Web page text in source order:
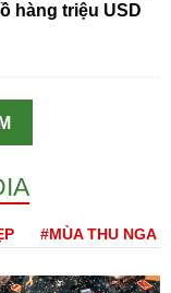
hàng triệu USD
#MÙA THU NGA